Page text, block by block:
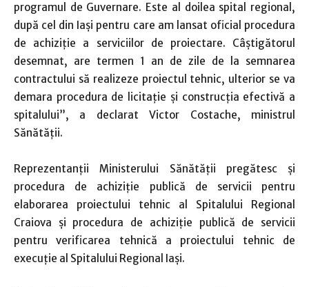
programul de Guvernare. Este al doilea spital regional,
după cel din Iași pentru care am lansat oficial procedura
de achiziție a serviciilor de proiectare. Câștigătorul
desemnat, are termen 1 an de zile de la semnarea
contractului să realizeze proiectul tehnic, ulterior se va
demara procedura de licitație și construcția efectivă a
spitalului”, a declarat Victor Costache, ministrul
Sănătății.
Reprezentanții Ministerului Sănătății pregătesc și
procedura de achiziție publică de servicii pentru
elaborarea proiectului tehnic al Spitalului Regional
Craiova și procedura de achiziție publică de servicii
pentru verificarea tehnică a proiectului tehnic de
execuție al Spitalului Regional Iași.